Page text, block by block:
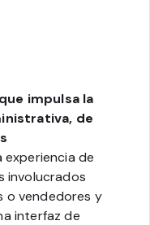
impulsa la
de
experiencia de
involucrados
o vendedores y
interfaz de